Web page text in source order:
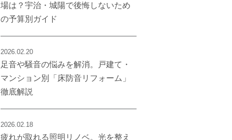
場は？宇治・城陽で後悔しないため
の予算別ガイド
2026.02.20
足音や騒音の悩みを解消。戸建て・
マンション別「床防音リフォーム」
徹底解説
2026.02.18
疲れが取れる照明リノベ。光を整え